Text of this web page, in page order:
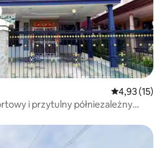
Średnia
4,93 (15)
i przytulny półniezależny